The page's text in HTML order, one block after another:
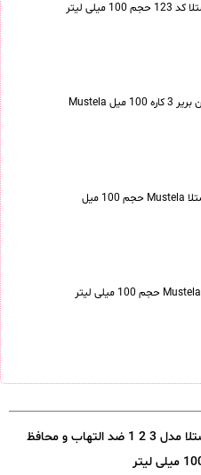
کرم سوختگی و تعویض پوشک موستلا مدل 3 2 1 ضد التهاب و محافظ